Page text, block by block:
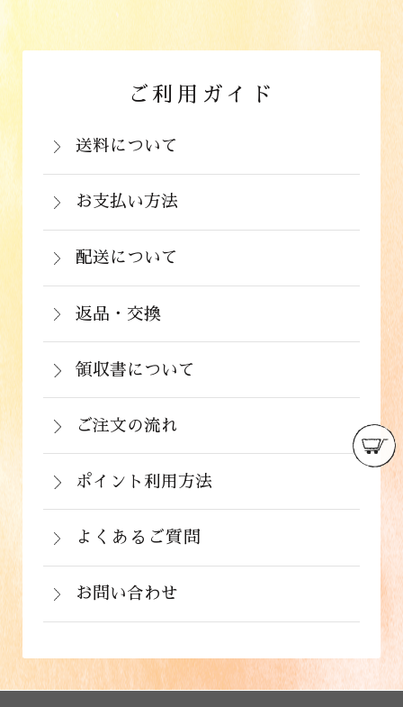
ご利用ガイド
送料について
岡山県：704円(税込)
関西・中国（岡山県除く）・四国・九
州：770円(税込)
関東・信越・北陸・中部：990円(税込)
東北：1,210円(税込)
北海道：1,430円(税込)
沖縄：2,024円(税込)
※クール便の場合は送料＋クール代金
220円（税込）
お支払い方法
お支払いは、カード決済、代金引換（手
数料弊社負担）・銀行振込（前払い）・
郵便振込（前払い）・PayPay（オンラ
イン決済）・ドコモケータイ払い・auか
んたん決済・au PAY・ソフトバンクまと
めて支払い(B)がご利用頂けます。
配送について
通常在庫がある商品につきましては、ご
注文から２～５営業日で発送いたしま
す。
返品・交換
商品が食品のため、お客様のお手元に到
着後の返品は基本的にお受け出来ませ
ん。但し、発送中の破損や不良品、ある
いはご注文と違う商品が届いた場合は、
お手数ですが商品到着後３日以内に当店
までご連絡下さい。
領収書について
領収書をご希望のお客様は、ご注文画面
の備考欄にてお知らせ下さい。なお、お
支払い方法にて領収書の形態が異なりま
す。
ご注文の流れ
ポイント利用方法
会員登録をされたお客様はポイントを利
用できます。ご注文画面の「お支払い方
法選択」画面にて、ポイント利用を入力
することができます。店舗では利用でき
ません。
詳しくはこちら
よくあるご質問
お問い合わせ
フォームでのお問い合わせ